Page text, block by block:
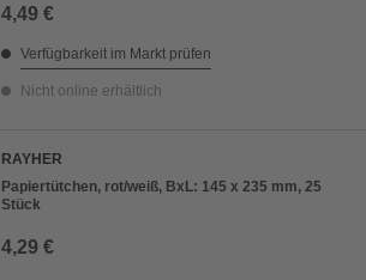
4,49 €
Verfügbarkeit im Markt prüfen
Nicht online erhältlich
RAYHER
Papiertütchen, rot/weiß, BxL: 145 x 235 mm, 25
Stück
4,29 €